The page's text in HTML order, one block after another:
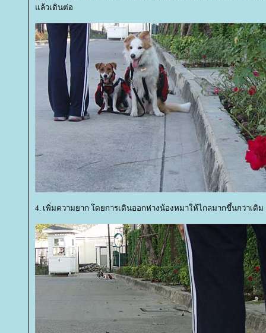
ล้วเดินต่อ
4. เพิ่มความยาก โดยการเดินออกห่างน้องหมาให้ไกลมากขึ้นกว่าเดิม